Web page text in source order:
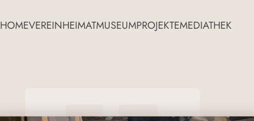
HOMEVEREINHEIMATMUSEUMPROJEKTEMEDIATHEK